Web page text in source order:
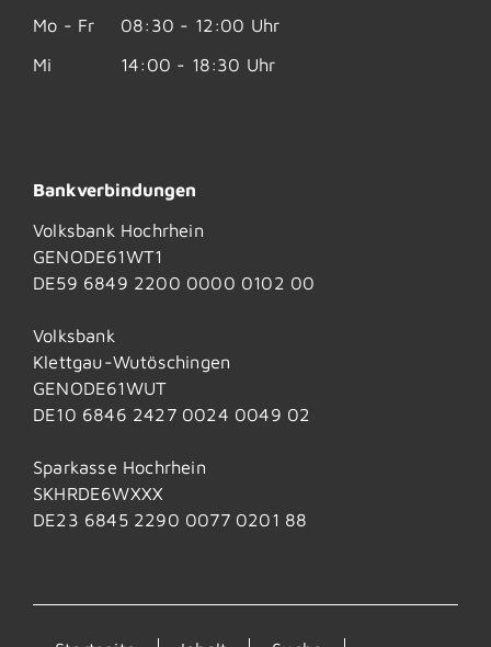
Mo - Fr
08:30 - 12:00 Uhr
Mi
14:00 - 18:30 Uhr
Bankverbindungen
Volksbank Hochrhein
GENODE61WT1
DE59 6849 2200 0000 0102 00
Volksbank
Klettgau-Wutöschingen
GENODE61WUT
DE10 6846 2427 0024 0049 02
Sparkasse Hochrhein
SKHRDE6WXXX
DE23 6845 2290 0077 0201 88